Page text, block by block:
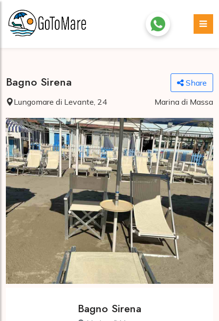
Bagno Sirena
Share
Lungomare di Levante, 24
Marina di Massa
Bagno Sirena